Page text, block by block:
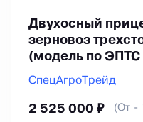
Двухосный
зерновоз
(модель по
СпецАгроТрейд
2 525 000 ₽ (От -